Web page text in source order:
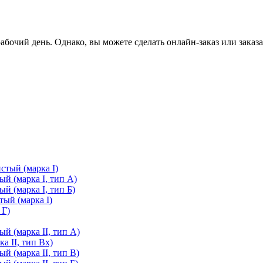
день. Однако, вы можете сделать онлайн-заказ или
(марка I)
(марка I, тип А)
(марка I, тип Б)
(марка I)
Г)
(марка II, тип А)
II, тип Вх)
(марка II, тип В)